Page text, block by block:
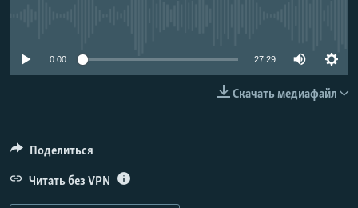
0:00 27:29
Скачать медиафайл
Поделиться
Читать без VPN